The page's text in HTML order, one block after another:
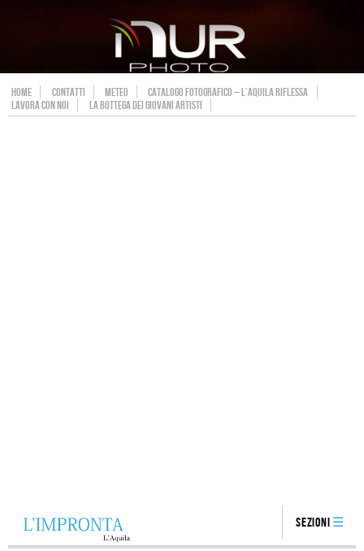
HOME CONTATTI METEO
CATALOGO FOTOGRAFICO – L’AQUILA RIFLESSA
LAVORA CON NOI
LA BOTTEGA DEI GIOVANI ARTISTI
Sezioni